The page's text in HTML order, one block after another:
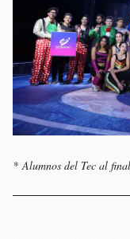
* Alumnos del Tec al